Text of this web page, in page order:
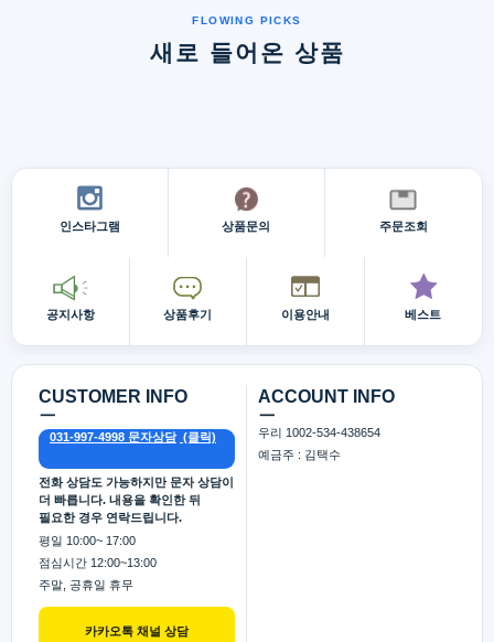
새로 들어온 상품
인스타그램 상품문의 주문조회
공지사항 상품후기 이용안내 베스트
CUSTOMER INFO
카카오톡 채널 상담
ㅡ
031-997-4998 문자상담
전화 상담도 가능하지만 문자 상담이
더 빠릅니다. 내용을 확인한 뒤
필요한 경우 연락드립니다.
평일 10:00~ 17:00
점심시간 12:00~13:00
주말, 공휴일 휴무
ACCOUNT INFO
ㅡ
우리 1002-534-438654
예금주 : 김택수